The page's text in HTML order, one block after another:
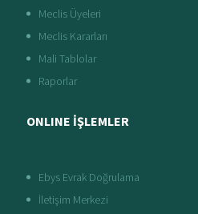
Meclis Üyeleri
Meclis Kararları
Mali Tablolar
Raporlar
ONLINE İŞLEMLER
Ebys Evrak Doğrulama
İletişim Merkezi